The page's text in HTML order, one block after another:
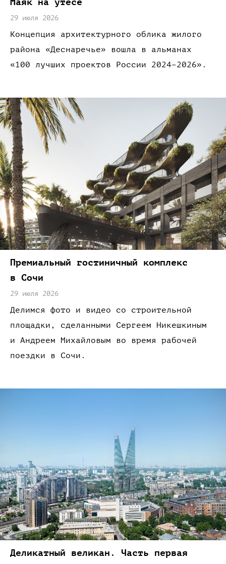
Маяк на утесе
29 июля 2026
Концепция архитектурного облика жилого
района «Деснаречье» вошла
в альманах
«100 лучших проектов России 2024–2026».
Премиальный гостиничный комплекс
в Сочи
29 июля 2026
Делимся фото и видео
со строительной
площадки,
сделанными Сергеем Никешкиным
и Андреем Михайловым во время
рабочей
поездки
в Сочи.
Деликатный великан. Часть первая